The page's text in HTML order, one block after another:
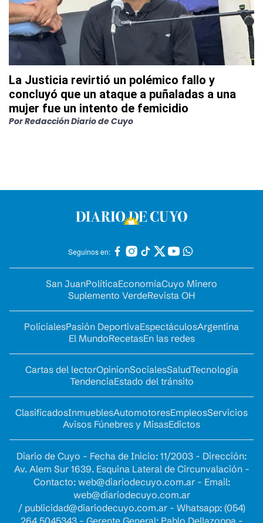
La Justicia revirtió un polémico fallo y
concluyó que un ataque a puñaladas a una
mujer fue un intento de femicidio
PorRedacción Diario de Cuyo
Seguinos en:
San JuanPolíticaEconomíaCuyo Minero
Suplemento VerdeRevista OH
PolicialesPasión DeportivaEspectáculosArgentina
El MundoRecetasEn las redes
Cartas del lectorOpinionSocialesSaludTecnología
TendenciaEstado del tránsito
ClasificadosInmueblesAutomotoresEmpleosServicios
Avisos Fúnebres y MisasEdictos
Diario de Cuyo - Fecha de Inicio: 11/2003 - Dirección:
Av. Alem Sur 1639. Esquina Lateral de Circunvalación -
Contacto: web@diariodecuyo.com.ar- Email:
web@diariodecuyo.com.ar
/ publicidad@diariodecuyo.com.ar- Whatsapp: (054)